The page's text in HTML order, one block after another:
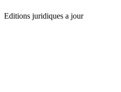
Editions juridiques a jour